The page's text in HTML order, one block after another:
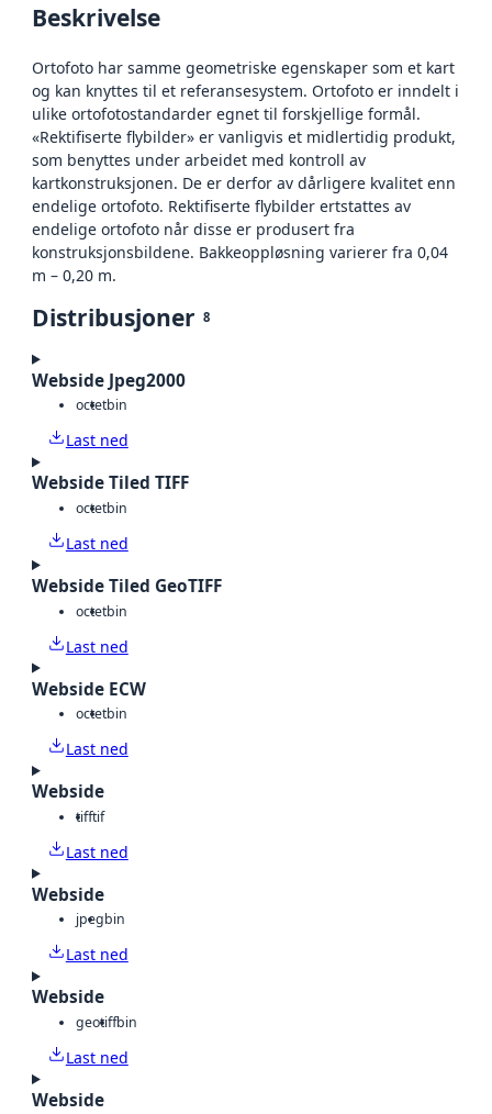
Beskrivelse
Ortofoto har samme geometriske egenskaper som et kart
og kan knyttes til et referansesystem. Ortofoto er inndelt i
ulike ortofotostandarder egnet til forskjellige formål.
«Rektifiserte flybilder» er vanligvis et midlertidig produkt,
som benyttes under arbeidet med kontroll av
kartkonstruksjonen. De er derfor av dårligere kvalitet enn
endelige ortofoto. Rektifiserte flybilder ertstattes av
endelige ortofoto når disse er produsert fra
konstruksjonsbildene. Bakkeoppløsning varierer fra 0,04
m – 0,20 m.
Distribusjoner 8
Webside Jpeg2000
octetbin
Last ned
Webside Tiled TIFF
octetbin
Last ned
Webside Tiled GeoTIFF
octetbin
Last ned
Webside ECW
octetbin
Last ned
Webside
tifftif
Last ned
Webside
jpegbin
Last ned
Webside
geotiffbin
Last ned
Webside